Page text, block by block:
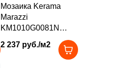
Мозаика Kerama
Marazzi
KM1010G0081N
29.8х39.8 серая
светлая матовая под
2 237 руб./м2